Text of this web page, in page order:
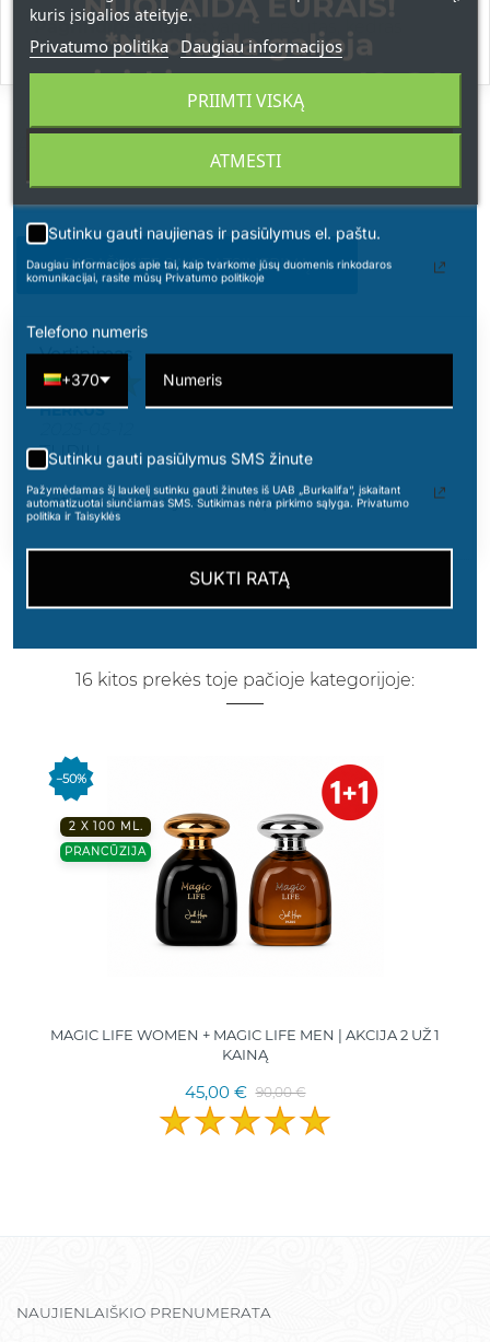
Pagrindinės natos:
vanilė, riešutas, kedras
PARAŠYKITE SAVO ATSILIEPIMĄ
Vertinimas
HERKUS
TURIU
patinka. geras vyriskas kvapas
16 kitos prekės toje pačioje kategorijoje:
−50%
2 X 100 ML.
PRANCŪZIJA
MAGIC LIFE WOMEN + MAGIC LIFE MEN | AKCIJA 2 UŽ 1
KAINĄ
45,00 € 90,00 €
NAUJIENLAIŠKIO PRENUMERATA
kuris įsigalios ateityje.
Privatumo politika Daugiau informacijos
ATMESTI
PRIIMTI VISKĄ
*Nuolaida galioja
apsipirkimams nuo 49 € !
Sutinku gauti naujienas ir pasiūlymus el. paštu.
Daugiau informacijos apie tai, kaip tvarkome jūsų duomenis rinkodaros
komunikacijai, rasite mūsų Privatumo politikoje
Telefono numeris
+370
Sutinku gauti pasiūlymus SMS žinute
Pažymėdamas šį laukelį sutinku gauti žinutes iš UAB „Burkalifa“, įskaitant
automatizuotai siunčiamas SMS. Sutikimas nėra pirkimo sąlyga. Privatumo
politika ir Taisyklės
SUKTI RATĄ